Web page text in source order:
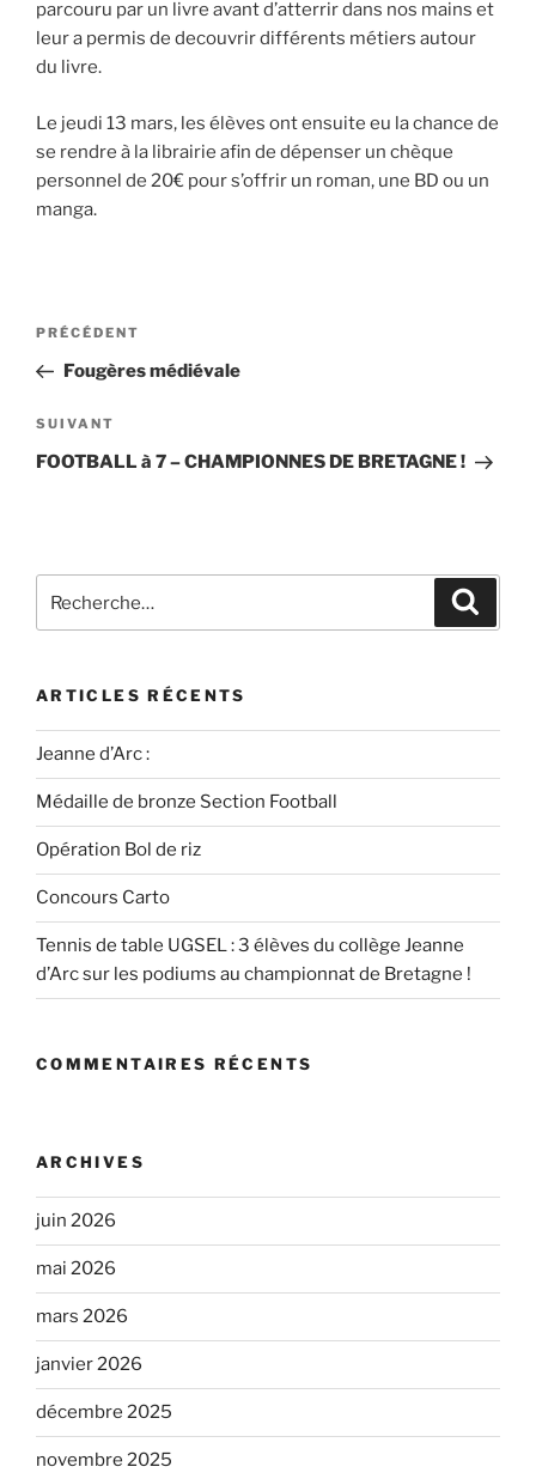
parcouru par un livre avant d’atterrir dans nos mains et
leur a permis de decouvrir différents métiers autour
du livre.
Le jeudi 13 mars, les élèves ont ensuite eu la chance de
se rendre à la librairie afin de dépenser un chèque
personnel de 20€ pour s’offrir un roman, une BD ou un
manga.
PRÉCÉDENT
Fougères médiévale
SUIVANT
FOOTBALL à 7 – CHAMPIONNES DE BRETAGNE !
ARTICLES RÉCENTS
Jeanne d’Arc :
Médaille de bronze Section Football
Opération Bol de riz
Concours Carto
Tennis de table UGSEL : 3 élèves du collège Jeanne
d’Arc sur les podiums au championnat de Bretagne !
COMMENTAIRES RÉCENTS
ARCHIVES
juin 2026
mai 2026
mars 2026
janvier 2026
décembre 2025
novembre 2025